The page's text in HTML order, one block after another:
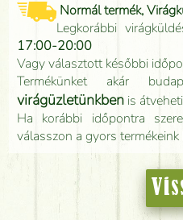
Normál termék,
Legkorábbi
17:00-20:00
Vagy választott későbbi
Termékünket akár
virágüzletünkben is
Ha korábbi időpontra
válasszon a gyors termékeink